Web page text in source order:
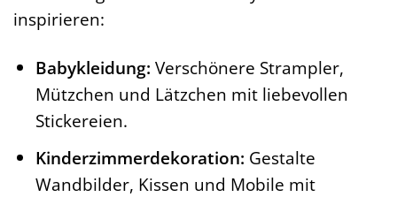
inspirieren:
Babykleidung: Verschönere Strampler,
Mützchen und Lätzchen mit liebevollen
Stickereien.
Kinderzimmerdekoration: Gestalte
Wandbilder, Kissen und Mobile mit